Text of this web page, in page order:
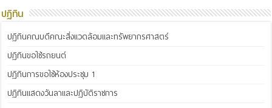
ปฏิทิน
ปฏิทินคณบดีคณะสิ่งแวดล้อมและทรัพยากรศาสตร์
ปฏิทินขอใช้รถยนต์
ปฏิทินการขอใช้ห้องประชุม 1
ปฏิทินแสดงวันลาและปฏิบัติราชการ